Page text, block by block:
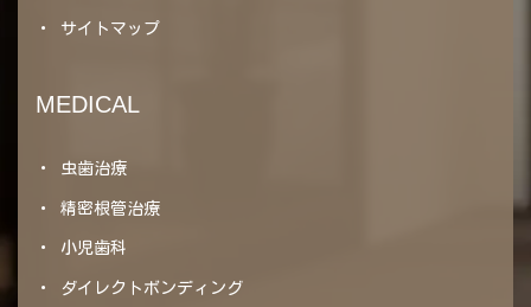
サイトマップ
MEDICAL
虫歯治療
精密根管治療
小児歯科
ダイレクトボンディング